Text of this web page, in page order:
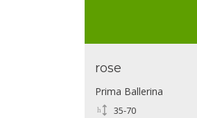
rose
Prima Ballerina
35-70